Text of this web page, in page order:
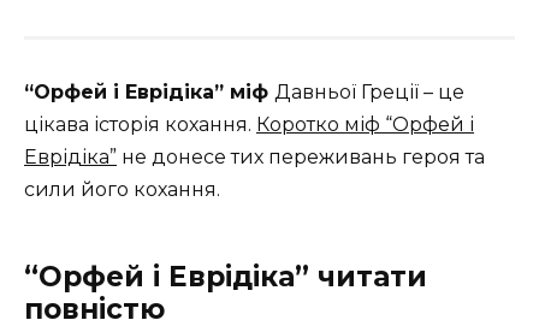
“Орфей і Еврідіка” міф Давньої Греції – це
цікава історія кохання. Коротко міф “Орфей і
Еврідіка” не донесе тих переживань героя та
сили його кохання.
“Орфей і Еврідіка” читати
повністю